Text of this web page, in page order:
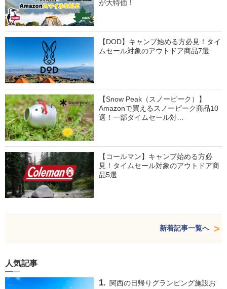
が大特価！
【DOD】キャンプ始める方必見！タイ
ムセール対象のアウトドア商品7選
【Snow Peak（スノーピーク）】
Amazonで買えるスノーピーク商品10
選！一部タイムセール対…
【コールマン】キャンプ始める方必
見！タイムセール対象のアウトドア商
品5選
新着記事一覧へ
人気記事
関西の日帰りグランピング施設お